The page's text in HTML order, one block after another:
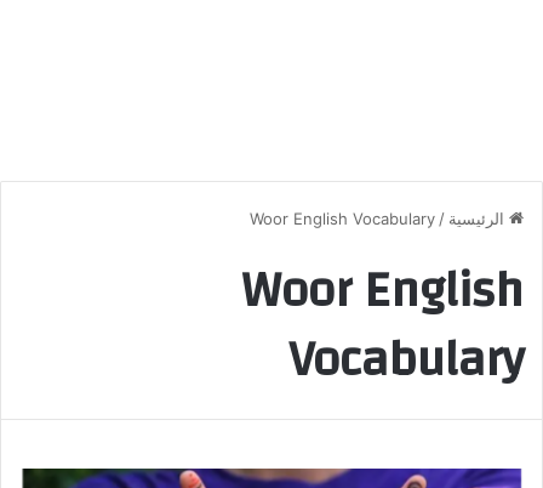
الرئيسية /
Woor English Vocabulary
Woor English
Vocabulary